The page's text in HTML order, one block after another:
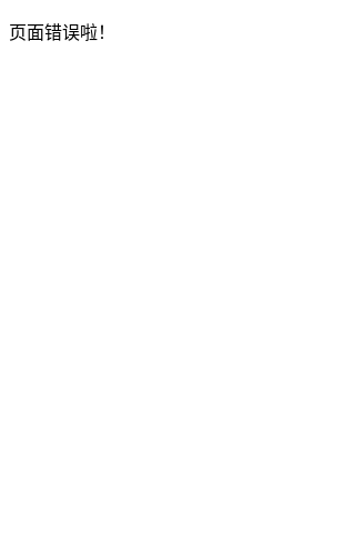
页面错误啦！